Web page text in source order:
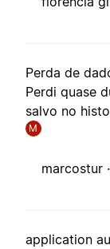
Perda de
Perdi quase
salvo no
M
marcostur ·
application